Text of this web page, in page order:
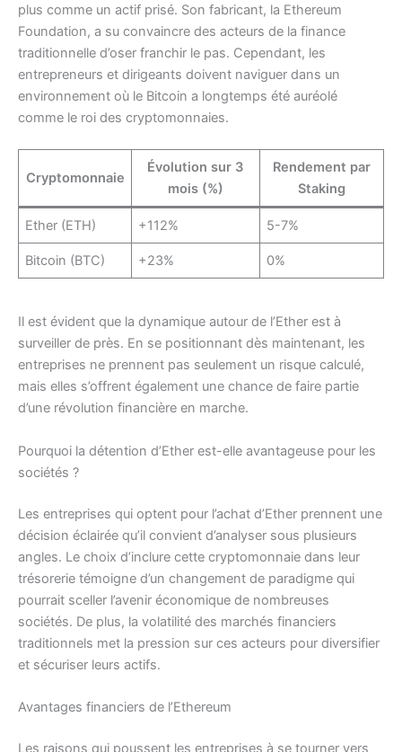
plus comme un actif prisé. Son fabricant, la Ethereum
Foundation, a su convaincre des acteurs de la finance
traditionnelle d’oser franchir le pas. Cependant, les
entrepreneurs et dirigeants doivent naviguer dans un
environnement où le Bitcoin a longtemps été auréolé
comme le roi des cryptomonnaies.
Cryptomonnaie
Évolution sur 3
mois (%)
Rendement par
Staking
Ether (ETH) +112% 5-7%
Bitcoin (BTC) +23% 0%
Il est évident que la dynamique autour de l’Ether est à
surveiller de près. En se positionnant dès maintenant, les
entreprises ne prennent pas seulement un risque calculé,
mais elles s’offrent également une chance de faire partie
d’une révolution financière en marche.
Pourquoi la détention d’Ether est-elle avantageuse pour les
sociétés ?
Les entreprises qui optent pour l’achat d’Ether prennent une
décision éclairée qu’il convient d’analyser sous plusieurs
angles. Le choix d’inclure cette cryptomonnaie dans leur
trésorerie témoigne d’un changement de paradigme qui
pourrait sceller l’avenir économique de nombreuses
sociétés. De plus, la volatilité des marchés financiers
traditionnels met la pression sur ces acteurs pour diversifier
et sécuriser leurs actifs.
Avantages financiers de l’Ethereum
Les raisons qui poussent les entreprises à se tourner vers